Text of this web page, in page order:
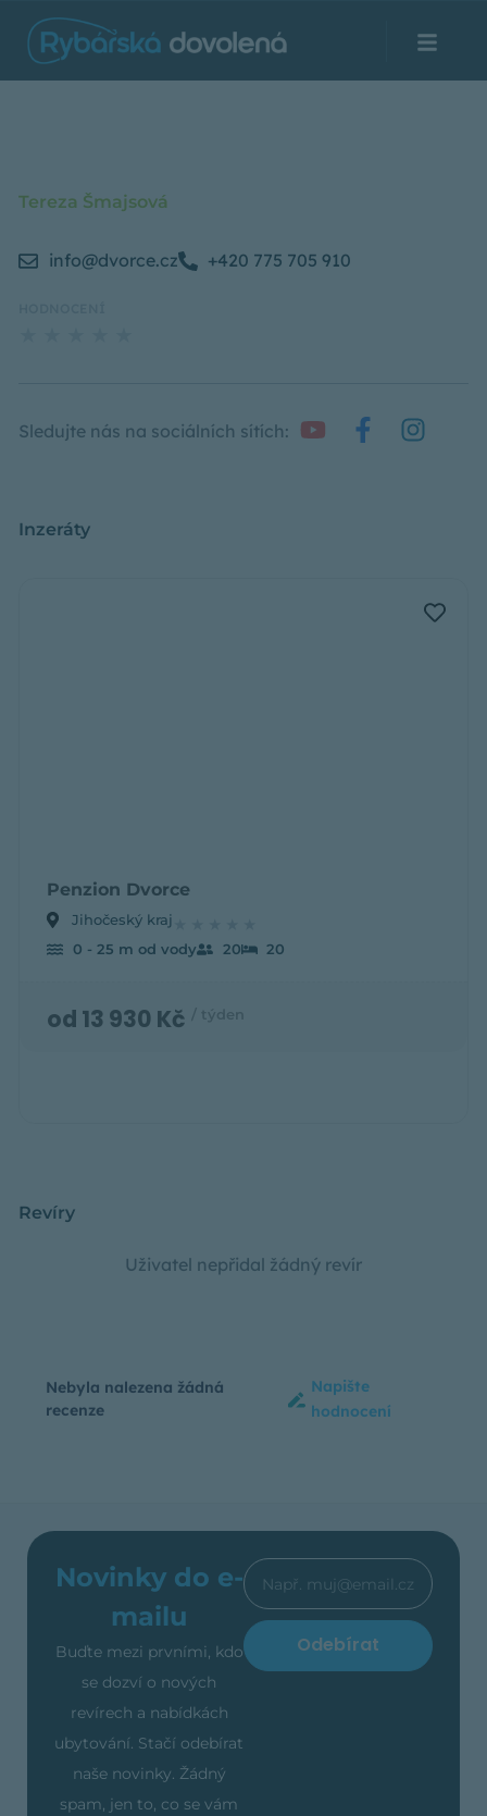
Tereza Šmajsová
info@dvorce.cz +420 775 705 910
Sledujte nás na sociálních sítích:
Inzeráty
Penzion Dvorce
Jihočeský kraj
0 - 25 m od vody 20 20
od 13 930 Kč
Revíry
Uživatel nepřidal žádný revír
Nebyla nalezena žádná
recenze
Napište
hodnocení
Novinky do e-
mailu
Buďte mezi prvními, kdo
se dozví o nových
revírech a nabídkách
ubytování. Stačí odebírat
naše novinky. Žádný
spam, jen to, co se vám
Odebírat